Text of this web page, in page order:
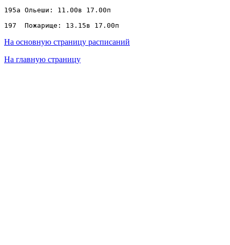
195а Ольеши: 11.00в 17.00п
На основную страницу расписаний
На главную страницу